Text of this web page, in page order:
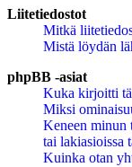
Liitetiedostot
Mitkä
Mistä löydän
phpBB -asiat
Kuka kirjoitti
Miksi
Keneen minun
tai lakiasioissa
Kuinka otan